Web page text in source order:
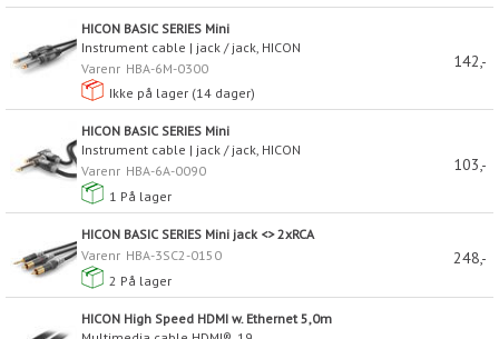
HICON BASIC SERIES Mini
Instrument cable | jack / jack, HICON
Varenr HBA-6M-0300
Ikke på lager (14 dager)
142,-
HICON BASIC SERIES Mini
Instrument cable | jack / jack, HICON
Varenr HBA-6A-0090
1 På lager
103,-
HICON BASIC SERIES Mini jack <> 2xRCA
Varenr HBA-3SC2-0150
2 På lager
248,-
HICON High Speed HDMI w. Ethernet 5,0m